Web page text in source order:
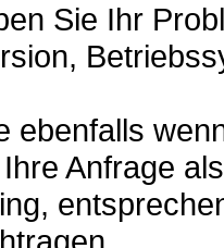
Sie Ihr
ebenfalls
Anfrage